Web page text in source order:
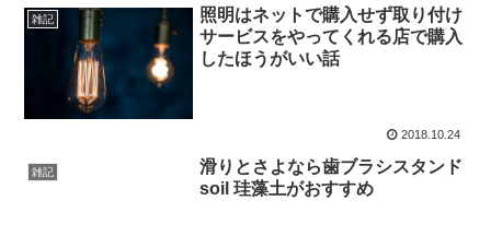
雑記
照明はネットで購入せず取り付け
サービスをやってくれる店で購入
したほうがいい話
2018.10.24
雑記
滑りとさよなら歯ブラシスタンド
soil 珪藻土がおすすめ